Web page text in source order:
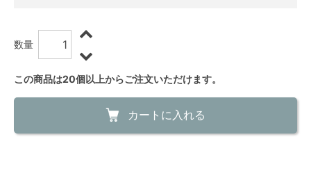
数量
この商品は20個以上からご注文いただけます。
カートに入れる